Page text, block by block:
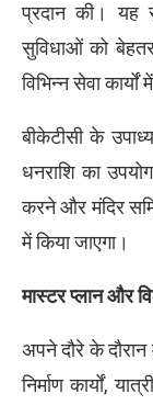
प्रदान की। यह
सुविधाओं को
विभिन्न सेवा
बीकेटीसी के
धनराशि का
करने और मंदिर
में किया जाएगा।
मास्टर प्लान और
अपने दौरे के
निर्माण कार्यों,